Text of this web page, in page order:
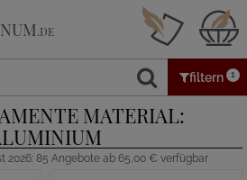
.DE
filtern 1
MATERIAL:
2026: 85 Angebote ab 65,00 € verfügbar